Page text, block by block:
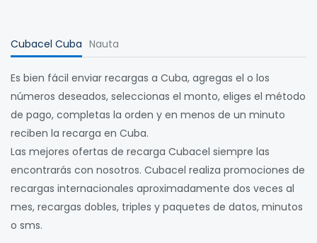
Cubacel Cuba Nauta
Es bien fácil enviar recargas a Cuba, agregas el o los
números deseados, seleccionas el monto, eliges el método
de pago, completas la orden y en menos de un minuto
reciben la recarga en Cuba.
Las mejores ofertas de recarga Cubacel siempre las
encontrarás con nosotros. Cubacel realiza promociones de
recargas internacionales aproximadamente dos veces al
mes, recargas dobles, triples y paquetes de datos, minutos
o sms.